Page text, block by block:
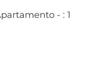
- : 1